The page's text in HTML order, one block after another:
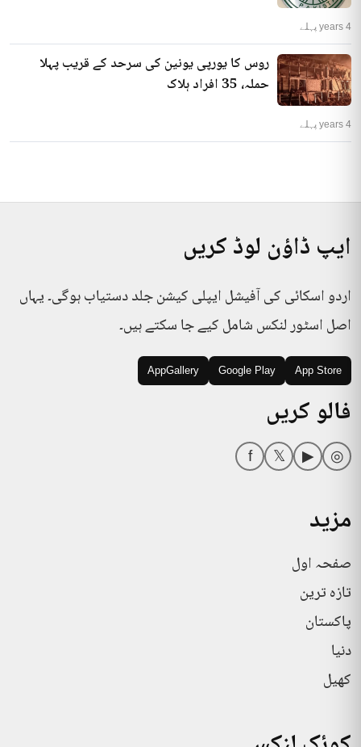
4 years پہلے
روس کا یورپی یونین کی سرحد کے قریب پہلا
حملہ، 35 افراد ہلاک
4 years پہلے
ایپ ڈاؤن لوڈ کریں
اردو اسکائی کی آفیشل ایپلی کیشن جلد دستیاب ہوگی۔ یہاں
اصل اسٹور لنکس شامل کیے جا سکتے ہیں۔
App Store
Google Play
AppGallery
فالو کریں
◎
▶
𝕏
f
مزید
صفحہ اول
تازہ ترین
پاکستان
دنیا
کھیل